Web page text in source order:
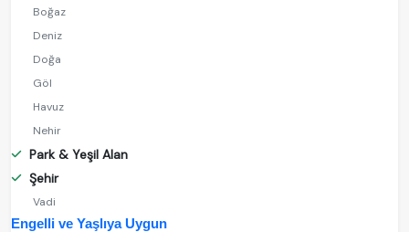
Boğaz
Deniz
Doğa
Göl
Havuz
Nehir
Park & Yeşil Alan
Şehir
Vadi
Engelli ve Yaşlıya Uygun